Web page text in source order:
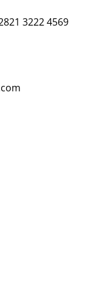
3222 4569